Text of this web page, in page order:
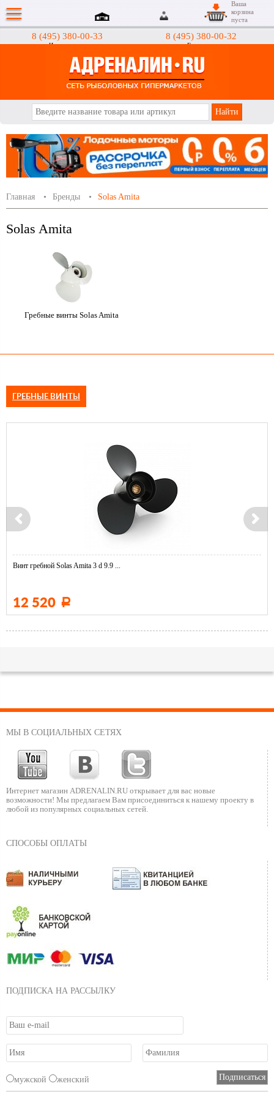
8 (495) 380-00-33
Интернет-магазин
8 (495) 380-00-32
Гипермаркеты
Ваша
корзина
пуста
Главная Бренды Solas Amita
Solas Amita
Гребные винты Solas Amita
ГРЕБНЫЕ ВИНТЫ
Винт гребной Solas Amita 3 d 9.9 ...
12 520 Р
МЫ В СОЦИАЛЬНЫХ СЕТЯХ
Интернет магазин ADRENALIN.RU открывает для вас новые
возможности! Мы предлагаем Вам присоединиться к нашему проекту в
любой из популярных социальных сетей.
СПОСОБЫ ОПЛАТЫ
ПОДПИСКА НА РАССЫЛКУ
мужской женский